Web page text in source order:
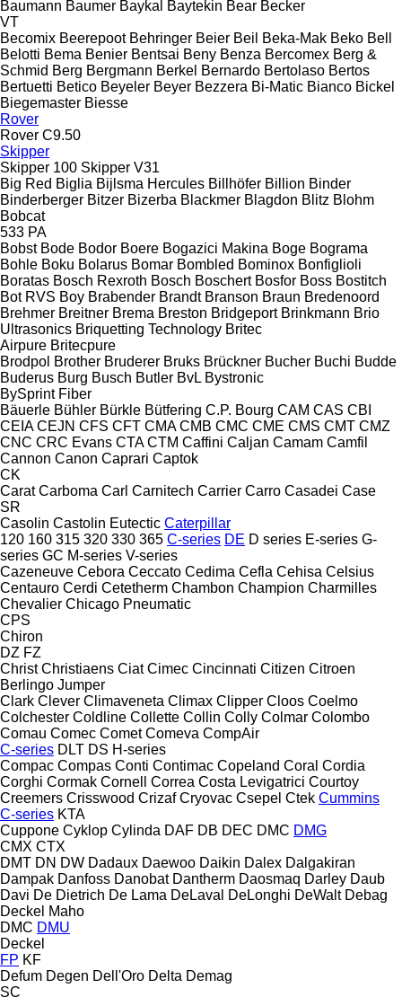
Baumann Baumer Baykal Baytekin Bear Becker
VT
Becomix Beerepoot Behringer Beier Beil Beka-Mak Beko Bell
Belotti Bema Benier Bentsai Beny Benza Bercomex Berg &
Schmid Berg Bergmann Berkel Bernardo Bertolaso Bertos
Bertuetti Betico Beyeler Beyer Bezzera Bi-Matic Bianco Bickel
Biegemaster Biesse
Rover
Rover C9.50
Skipper
Skipper 100 Skipper V31
Big Red Biglia Bijlsma Hercules Billhöfer Billion Binder
Binderberger Bitzer Bizerba Blackmer Blagdon Blitz Blohm
Bobcat
533 PA
Bobst Bode Bodor Boere Bogazici Makina Boge Bograma
Bohle Boku Bolarus Bomar Bombled Bominox Bonfiglioli
Boratas Bosch Rexroth Bosch Boschert Bosfor Boss Bostitch
Bot RVS Boy Brabender Brandt Branson Braun Bredenoord
Brehmer Breitner Brema Breston Bridgeport Brinkmann Brio
Ultrasonics Briquetting Technology Britec
Airpure Britecpure
Brodpol Brother Bruderer Bruks Brückner Bucher Buchi Budde
Buderus Burg Busch Butler BvL Bystronic
BySprint Fiber
Bäuerle Bühler Bürkle Bütfering C.P. Bourg CAM CAS CBI
CEIA CEJN CFS CFT CMA CMB CMC CME CMS CMT CMZ
CNC CRC Evans CTA CTM Caffini Caljan Camam Camfil
Cannon Canon Caprari Captok
CK
Carat Carboma Carl Carnitech Carrier Carro Casadei Case
SR
Casolin Castolin Eutectic Caterpillar
120 160 315 320 330 365 C-series DE D series E-series G-
series GC M-series V-series
Cazeneuve Cebora Ceccato Cedima Cefla Cehisa Celsius
Centauro Cerdi Cetetherm Chambon Champion Charmilles
Chevalier Chicago Pneumatic
CPS
Chiron
DZ FZ
Christ Christiaens Ciat Cimec Cincinnati Citizen Citroen
Berlingo Jumper
Clark Clever Climaveneta Climax Clipper Cloos Coelmo
Colchester Coldline Collette Collin Colly Colmar Colombo
Comau Comec Comet Comeva CompAir
C-series DLT DS H-series
Compac Compas Conti Contimac Copeland Coral Cordia
Corghi Cormak Cornell Correa Costa Levigatrici Courtoy
Creemers Crisswood Crizaf Cryovac Csepel Ctek Cummins
C-series KTA
Cuppone Cyklop Cylinda DAF DB DEC DMC DMG
CMX CTX
DMT DN DW Dadaux Daewoo Daikin Dalex Dalgakiran
Dampak Danfoss Danobat Dantherm Daosmaq Darley Daub
Davi De Dietrich De Lama DeLaval DeLonghi DeWalt Debag
Deckel Maho
DMC DMU
Deckel
FP KF
Defum Degen Dell'Oro Delta Demag
SC